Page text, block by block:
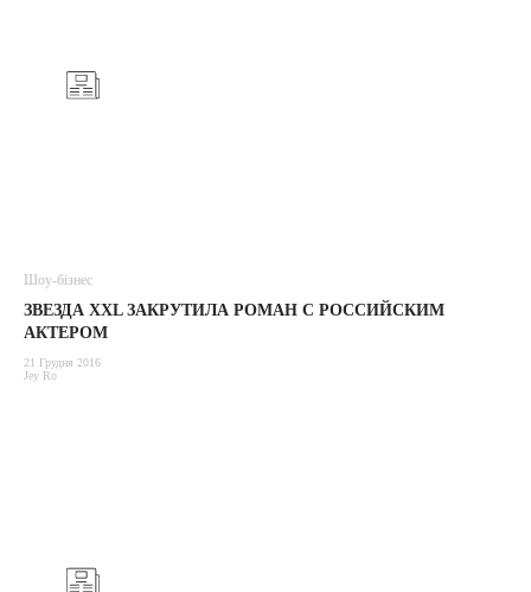
Шоу-бізнес
ЗВЕЗДА XXL ЗАКРУТИЛА РОМАН С РОССИЙСКИМ
АКТЕРОМ
21 Грудня 2016
Jey Ro